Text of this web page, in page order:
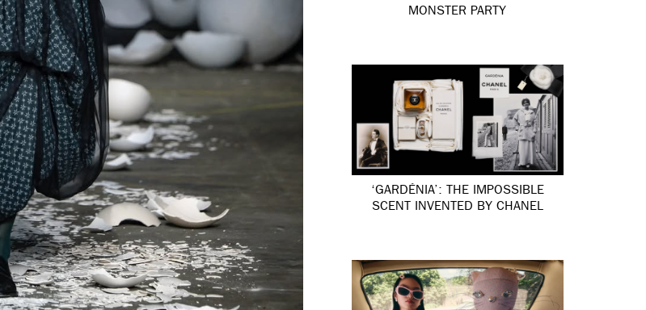
MONSTER PARTY
‘GARDÉNIA’: THE IMPOSSIBLE
SCENT INVENTED BY CHANEL